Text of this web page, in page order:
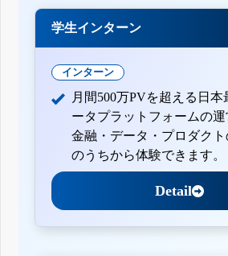
学生インターン
インターン
月間500万PVを超える日
ータプラットフォームの運
金融・データ・プロダク
のうちから体験できます。
Detail